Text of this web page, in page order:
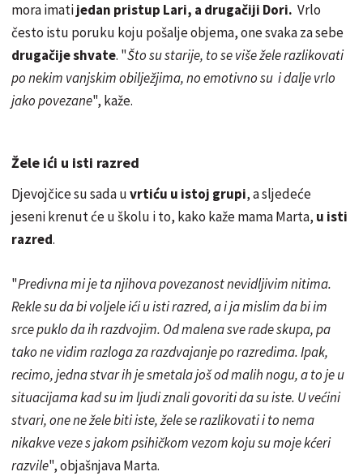
mora imatijedan pristup Lari, a drugačiji Dori. Vrlo
često istu poruku koju pošalje objema, one svaka za sebe
drugačije shvate. "Što su starije, to se više žele razlikovati
po nekim vanjskim obilježjima, no emotivno su i dalje vrlo
jako povezane", kaže.
Žele ići u isti razred
Djevojčice su sada uvrtiću u istoj grupi, a sljedeće
jeseni krenut će u školu i to, kako kaže mama Marta, u isti
razred.
"Predivna mi je ta njihova povezanost nevidljivim nitima.
Rekle su da bi voljele ići u isti razred, a i ja mislim da bi im
srce puklo da ih razdvojim. Od malena sve rade skupa, pa
tako ne vidim razloga za razdvajanje po razredima. Ipak,
recimo, jedna stvar ih je smetala još od malih nogu, a to je u
situacijama kad su im ljudi znali govoriti da su iste. U većini
stvari, one ne žele biti iste, žele se razlikovati i to nema
nikakve veze s jakom psihičkom vezom koju su moje kćeri
razvile", objašnjava Marta.